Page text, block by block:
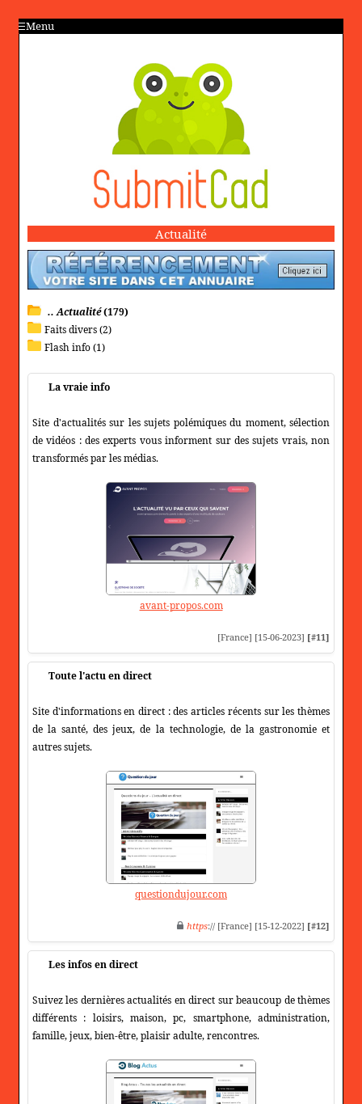
Menu
Actualité
.. Actualité(179)
Faits divers (2)
Flash info (1)
La vraie info
Site d'actualités sur les sujets polémiques du moment, sélection
de vidéos : des experts vous informent sur des sujets vrais, non
transformés par les médias.
avant-propos.com
[France] [15-06-2023] [#11]
Toute l'actu en direct
Site d'informations en direct : des articles récents sur les thèmes
de la santé, des jeux, de la technologie, de la gastronomie et
autres sujets.
questiondujour.com
https:// [France] [15-12-2022] [#12]
Les infos en direct
Suivez les dernières actualités en direct sur beaucoup de thèmes
différents : loisirs, maison, pc, smartphone, administration,
famille, jeux, bien-être, plaisir adulte, rencontres.